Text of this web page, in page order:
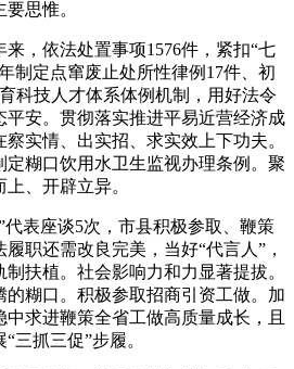
思惟。
，依法处置事项1576件，紧扣“七
制定点窜废止处所性律例17件、初
科技人才体系体例机制，用好法令
平安。贯彻落实推进平易近营经济成
实情、出实招、求实效上下功夫。
定糊口饮用水卫生监视办理条例。聚
、开辟立异。
表座谈5次，市县积极参取、鞭策
职还需改良完美，当好“代言人”，
扶植。社会影响力和力显著提拔。
的糊口。积极参取招商引资工做。加
求进鞭策全省工做高质量成长，且
三抓三促”步履。